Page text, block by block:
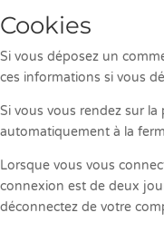
Cookies
Si vous déposez un
ces informations si vous
Si vous vous rendez sur
automatiquement à la
Lorsque vous vous
connexion est de deux
déconnectez de votre